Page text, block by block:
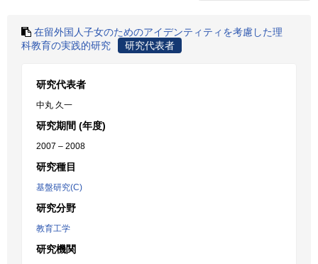
在留外国人子女のためのアイデンティティを考慮した理
科教育の実践的研究
研究代表者
研究代表者
中丸 久一
研究期間 (年度)
2007 – 2008
研究種目
基盤研究(C)
研究分野
教育工学
研究機関